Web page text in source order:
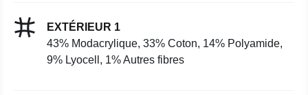
EXTÉRIEUR 1
43% Modacrylique, 33% Coton, 14% Polyamide,
9% Lyocell, 1% Autres fibres